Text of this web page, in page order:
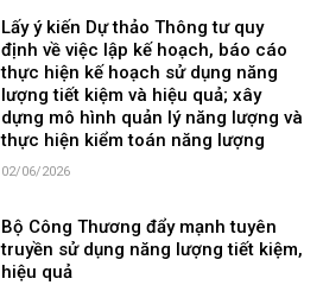
Lấy ý kiến Dự thảo Thông tư quy
định về việc lập kế hoạch, báo cáo
thực hiện kế hoạch sử dụng năng
lượng tiết kiệm và hiệu quả; xây
dựng mô hình quản lý năng lượng và
thực hiện kiểm toán năng lượng
02/06/2026
Bộ Công Thương đẩy mạnh tuyên
truyền sử dụng năng lượng tiết kiệm,
hiệu quả